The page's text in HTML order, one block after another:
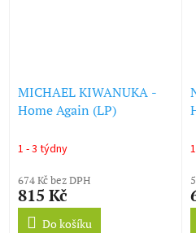
MICHAEL KIWANUKA -
Home Again (LP)
1 - 3 týdny
674 Kč bez DPH
815 Kč
Do košíku